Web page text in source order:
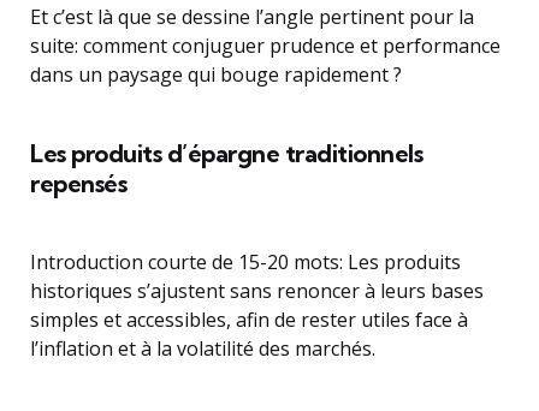
Et c’est là que se dessine l’angle pertinent pour la
suite: comment conjuguer prudence et performance
dans un paysage qui bouge rapidement ?
Les produits d’épargne traditionnels
repensés
Introduction courte de 15-20 mots: Les produits
historiques s’ajustent sans renoncer à leurs bases
simples et accessibles, afin de rester utiles face à
l’inflation et à la volatilité des marchés.